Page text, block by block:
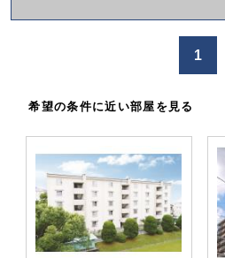
1
希望の条件に近い部屋を見る